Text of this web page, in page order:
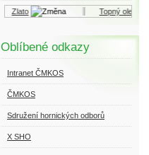
Zlato Topný olej
Oblíbené odkazy
Intranet ČMKOS
ČMKOS
Sdružení hornických odborů
X SHO